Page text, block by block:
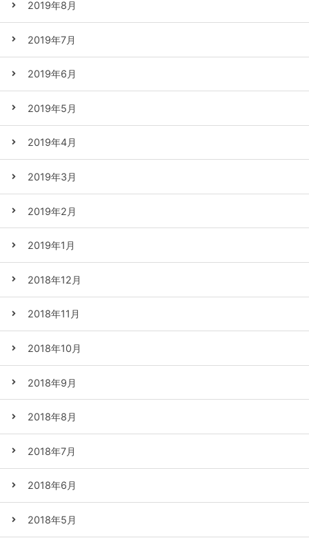
2019年8月
2019年7月
2019年6月
2019年5月
2019年4月
2019年3月
2019年2月
2019年1月
2018年12月
2018年11月
2018年10月
2018年9月
2018年8月
2018年7月
2018年6月
2018年5月